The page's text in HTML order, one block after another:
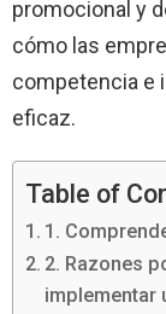
promocional y
cómo las
competencia e
eficaz.
Table of
1.
2. Razones
implementar